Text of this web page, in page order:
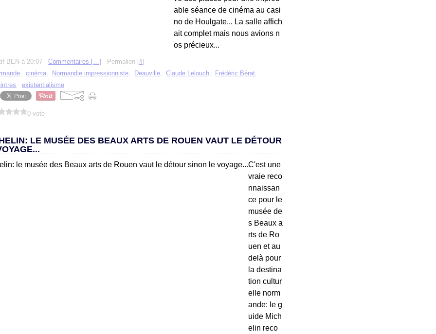
able séance de cinéma au casi
no de Houlgate... La salle affich
ait complet mais nous avions n
os précieux...
BEN à 20:07 - Commentaires […] - Permalien [#]
, cinéma, Normandie impressionniste, Deauville, Claude Lelouch, Frédéric Bérat,
, existentialisme
0 vote
LE MUSÉE DES BEAUX ARTS DE ROUEN VAUT LE DÉTOUR
C'est une
vraie reco
nnaissan
ce pour le
musée de
s Beaux a
rts de Ro
uen et au
delà pour
la destina
tion cultur
elle norm
ande: le g
uide Mich
elin reco